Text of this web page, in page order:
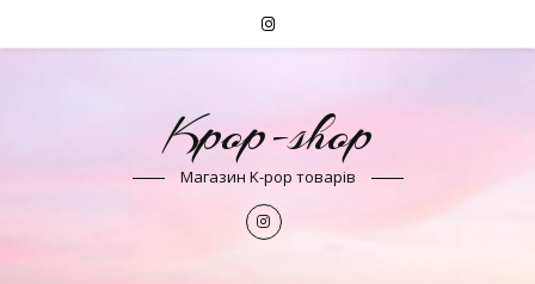
Kpop-shop
Магазин K-pop товарів